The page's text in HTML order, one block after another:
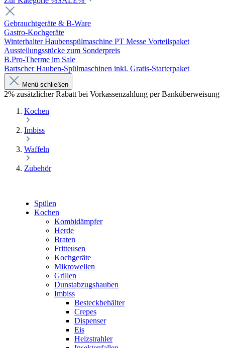
Gebrauchtgeräte & B-Ware
Gastro-Kochgeräte
Winterhalter Haubenspülmaschine PT Messe Vorteilspaket
Ausstellungsstücke zum Sonderpreis
B.Pro-Therme im Sale
Bartscher Hauben-Spülmaschinen inkl. Gratis-Starterpaket
Menü schließen
2% zusätzlicher Rabatt bei Vorkassenzahlung per Banküberweisung
Kochen
Imbiss
Waffeln
Zubehör
Spülen
Kochen
Kombidämpfer
Herde
Braten
Fritteusen
Kochgeräte
Mikrowellen
Grillen
Dunstabzugshauben
Imbiss
Besteckbehälter
Crepes
Dispenser
Eis
Heizstrahler